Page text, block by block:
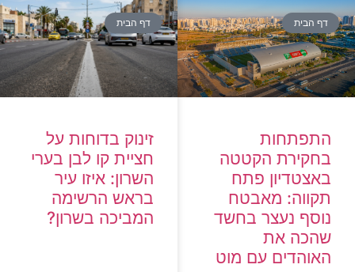
דף הבית
התפתחות
בחקירת הקטטה
באצטדיון פתח
תקווה: מאבטח
נוסף נעצר בחשד
שהכה את
האוהדים עם מוט
דף הבית
זינוק בדוחות על
חציית קו לבן בערי
השרון: איזו עיר
בראש הרשימה
המביכה בשרון?